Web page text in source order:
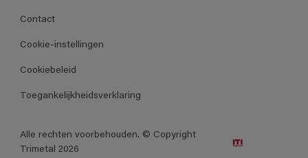
Contact
Cookie-instellingen
Cookiebeleid
Toegankelijkheidsverklaring
Alle rechten voorbehouden. © Copyright
Trimetal 2026